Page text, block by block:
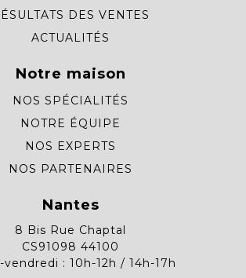
DES VENTES
ACTUALITÉS
Notre maison
NOS SPÉCIALITÉS
NOTRE ÉQUIPE
NOS EXPERTS
NOS PARTENAIRES
Nantes
8 Bis Rue Chaptal
CS91098 44100
vendredi : 10h-12h / 14h-17h